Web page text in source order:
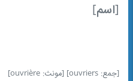
[اسم]
[جمع: ouvriers]
[مونث: ouvrière]